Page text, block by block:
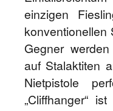
einzigen
konventionellen
Gegner
auf Stalaktiten
Nietpistole
„Cliffhanger“